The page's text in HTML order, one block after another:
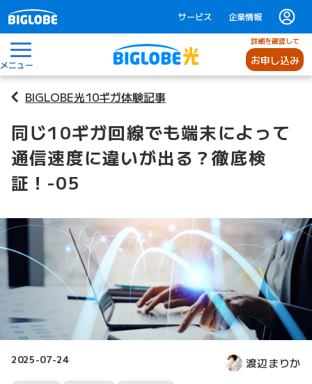
サービス 企業情報
メニュー
詳細を確認して
お申し込み
BIGLOBE光10ギガ体験記事
同じ10ギガ回線でも端末によって
通信速度に違いが出る？徹底検
証！-05
2025-07-24 渡辺まりか